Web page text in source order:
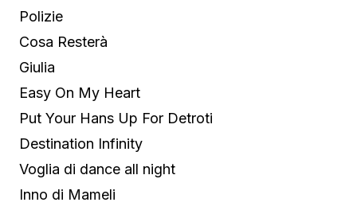
Polizie
Cosa Resterà
Giulia
Easy On My Heart
Put Your Hans Up For Detroti
Destination Infinity
Voglia di dance all night
Inno di Mameli